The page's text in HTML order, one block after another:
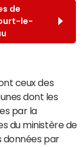
de
le-
ceux des
dont les
par la
du ministère de
données par